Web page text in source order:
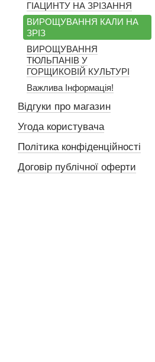
ГІАЦИНТУ НА ЗРІЗАННЯ
ВИРОЩУВАННЯ КАЛИ НА
ЗРІЗ
ВИРОЩУВАННЯ
ТЮЛЬПАНІВ У
ГОРЩИКОВІЙ КУЛЬТУРІ
Важлива Інформація!
Відгуки про магазин
Угода користувача
Політика конфіденційності
Договір публічної оферти